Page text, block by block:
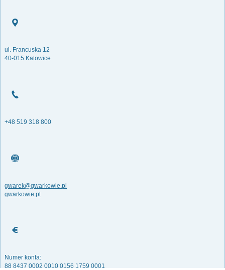
ul. Francuska 12
40-015 Katowice
+48 519 318 800
gwarek@gwarkowie.pl
gwarkowie.pl
Numer konta:
88 8437 0002 0010 0156 1759 0001